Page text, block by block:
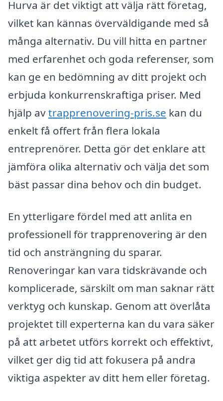
Hurva är det viktigt att välja rätt företag,
vilket kan kännas överväldigande med så
många alternativ. Du vill hitta en partner
med erfarenhet och goda referenser, som
kan ge en bedömning av ditt projekt och
erbjuda konkurrenskraftiga priser. Med
hjälp avtrapprenovering-pris.se kan du
enkelt få offert från flera lokala
entreprenörer. Detta gör det enklare att
jämföra olika alternativ och välja det som
bäst passar dina behov och din budget.
En ytterligare fördel med att anlita en
professionell för trapprenovering är den
tid och ansträngning du sparar.
Renoveringar kan vara tidskrävande och
komplicerade, särskilt om man saknar rätt
verktyg och kunskap. Genom att överlåta
projektet till experterna kan du vara säker
på att arbetet utförs korrekt och effektivt,
vilket ger dig tid att fokusera på andra
viktiga aspekter av ditt hem eller företag.